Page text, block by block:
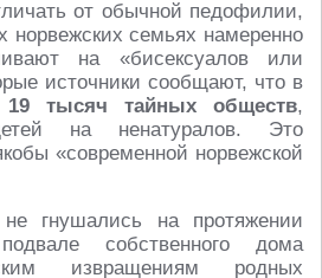
от обычной педофилии,
норвежских семьях намеренно
на «бисексуалов или
источники сообщают, что в
19 тысяч тайных обществ,
на ненатуралов. Это
«современной норвежской
гнушались на протяжении
собственного дома
извращениям родных